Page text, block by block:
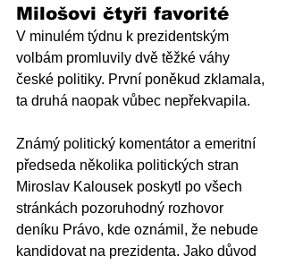
Milošovi čtyři favorité
V minulém týdnu k prezidentským
volbám promluvily dvě těžké váhy
české politiky. První poněkud zklamala,
ta druhá naopak vůbec nepřekvapila.
Známý politický komentátor a emeritní
předseda několika politických stran
Miroslav Kalousek poskytl po všech
stránkách pozoruhodný rozhovor
deníku Právo, kde oznámil, že nebude
kandidovat na prezidenta. Jako důvod